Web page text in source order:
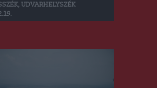
, UDVARHELYSZÉK